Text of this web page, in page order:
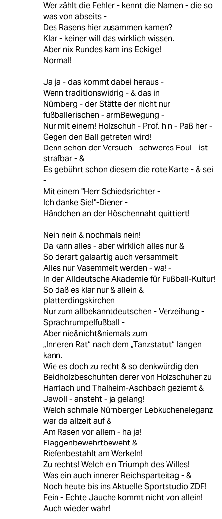
Wer zählt die Fehler - kennt die Namen - die so
was von abseits -
Des Rasens hier zusammen kamen?
Klar - keiner will das wirklich wissen.
Aber nix Rundes kam ins Eckige!
Normal!
Ja ja - das kommt dabei heraus -
Wenn traditionswidrig - & das in
Nürnberg - der Stätte der nicht nur
fußballerischen - armBewegung -
Nur mit einem! Holzschuh - Prof. hin - Paß her -
Gegen den Ball getreten wird!
Denn schon der Versuch - schweres Foul - ist
strafbar - &
Es gebührt schon diesem die rote Karte - & sei
-
Mit einem "Herr Schiedsrichter -
Ich danke Sie!"-Diener -
Händchen an der Höschennaht quittiert!
Nein nein & nochmals nein!
Da kann alles - aber wirklich alles nur &
So derart galaartig auch versammelt
Alles nur Vasemmelt werden - wa! -
In der Alldeutsche Akademie für Fußball-Kultur!
So daß es klar nur & allein &
platterdingskirchen
Nur zum allbekanntdeutschen - Verzeihung -
Sprachrumpelfußball -
Aber nie&nicht&niemals zum
„Inneren Rat“ nach dem „Tanzstatut“ langen
kann.
Wie es doch zu recht & so denkwürdig den
Beidholzbeschuhten derer von Holzschuher zu
Harrlach und Thalheim-Aschbach geziemt &
Jawoll - ansteht - ja gelang!
Welch schmale Nürnberger Lebkucheneleganz
war da allzeit auf &
Am Rasen vor allem - ha ja!
Flaggenbewehrtbeweht &
Riefenbestahlt am Werkeln!
Zu rechts! Welch ein Triumph des Willes!
Was ein auch innerer Reichsparteitag - &
Noch heute bis ins Aktuelle Sportstudio ZDF!
Fein - Echte Jauche kommt nicht von allein!
Auch wieder wahr!